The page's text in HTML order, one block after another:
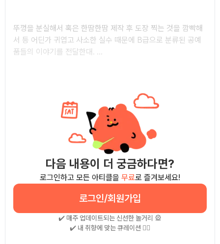
뚜껑을 분실해서 혹은 한땀한땀 제작 후 도장 찍는 것을 깜빡해
서 등 어딘가 귀엽고 사소한 실수 때문에 B급으로 분류된 공예
품들의 이야기를 전달한대. ...
다음 내용이 더 궁금하다면?
로그인하고 모든 아티클을 무료로 즐겨보세요!
로그인/회원가입
✔️ 매주 업데이트되는 신선한 놀거리 🎡
✔️ 내 취향에 맞는 큐레이션 🧚‍♀